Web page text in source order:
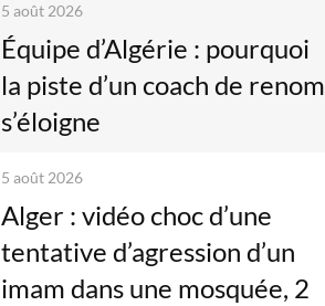
5 août 2026
Équipe d’Algérie : pourquoi
la piste d’un coach de renom
s’éloigne
5 août 2026
Alger : vidéo choc d’une
tentative d’agression d’un
imam dans une mosquée, 2